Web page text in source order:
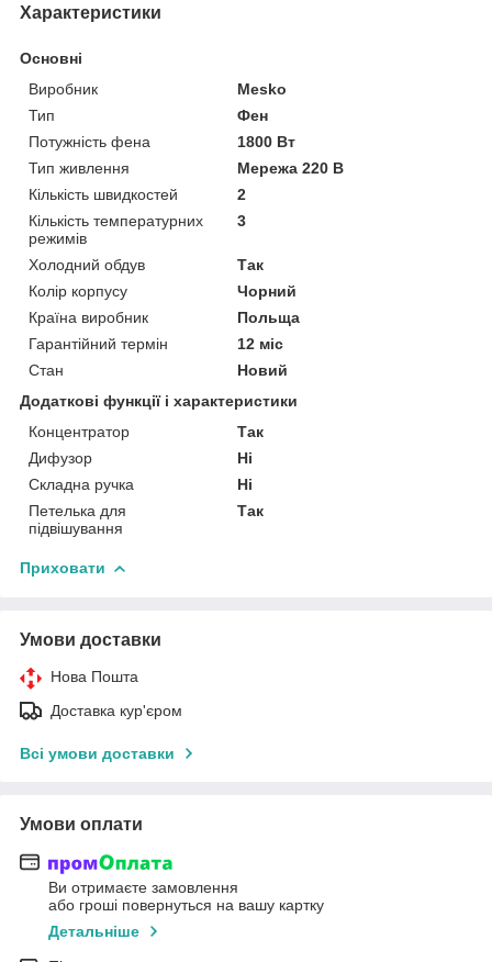
Характеристики
Основні
Виробник
Mesko
Тип
Фен
Потужність фена
1800 Вт
Тип живлення
Мережа 220 В
Кількість швидкостей
2
Кількість температурних
режимів
3
Холодний обдув
Так
Колір корпусу
Чорний
Країна виробник
Польща
Гарантійний термін
12 міс
Стан
Новий
Додаткові функції і характеристики
Концентратор
Так
Дифузор
Ні
Складна ручка
Ні
Петелька для
підвішування
Так
Приховати
Умови доставки
Нова Пошта
Доставка кур'єром
Всі умови доставки
Умови оплати
Ви отримаєте замовлення
або гроші повернуться на вашу картку
Детальніше